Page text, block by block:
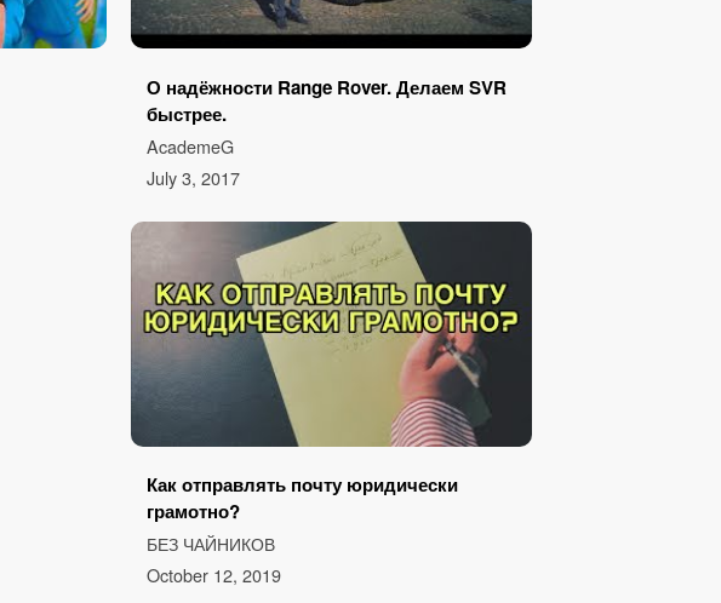
О надёжности Range Rover. Делаем SVR
быстрее.
AcademeG
July 3, 2017
Как отправлять почту юридически
грамотно?
БЕЗ ЧАЙНИКОВ
October 12, 2019